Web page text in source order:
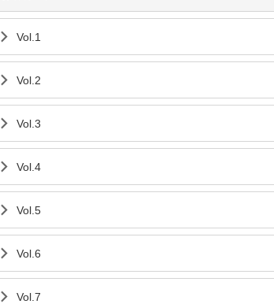
Vol.1
Vol.2
Vol.3
Vol.4
Vol.5
Vol.6
Vol.7